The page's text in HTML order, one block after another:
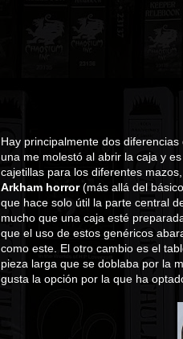
Hay principalmente dos
una me molestó al abrir la caja y
cajetillas para los diferentes
Arkham horror(más allá del
que hace solo útil la parte central
mucho que una caja esté
que el uso de estos genéricos
como este. El otro cambio es el
pieza larga que se doblaba por la
gusta la opción por la que ha